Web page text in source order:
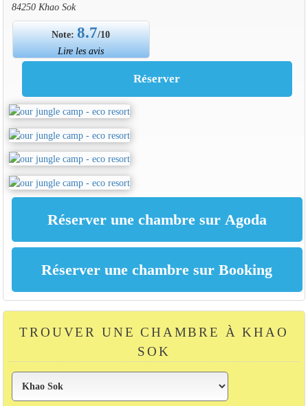
84250 Khao Sok
Note:8.7/10
Lire les avis
TROUVER UNE CHAMBRE À KHAO
SOK